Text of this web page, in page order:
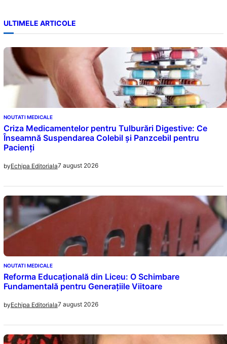
ULTIMELE ARTICOLE
NOUTATI MEDICALE
Criza Medicamentelor pentru Tulburări Digestive: Ce
Înseamnă Suspendarea Colebil și Panzcebil pentru
Pacienți
byEchipa Editoriala7 august 2026
NOUTATI MEDICALE
Reforma Educațională din Liceu: O Schimbare
Fundamentală pentru Generațiile Viitoare
byEchipa Editoriala7 august 2026